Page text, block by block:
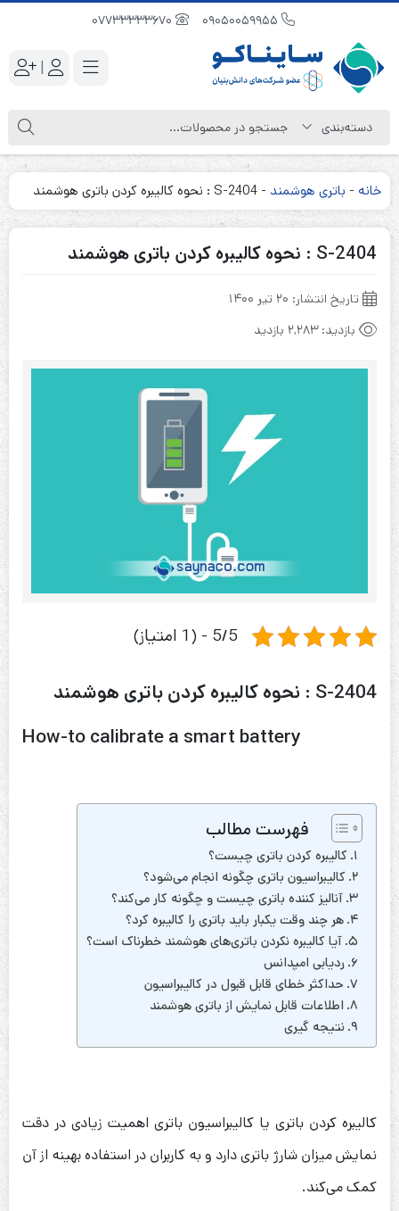
|
خانه - باتری هوشمند - S-2404 : نحوه کالیبره کردن باتری هوشمند
S-2404 : نحوه کالیبره کردن باتری هوشمند
تاریخ انتشار: ۲۰ تیر ۱۴۰۰
بازدید:2,283 بازدید
5/5 - (1 امتیاز)
S-2404 : نحوه کالیبره کردن باتری هوشمند
How-to calibrate a smart battery
فهرست مطالب
کالیبره کردن باتری چیست؟
کالیبراسیون باتری چگونه انجام می‌شود؟
آنالیز کننده باتری چیست و چگونه کار می‌کند؟
هر چند وقت یکبار باید باتری را کالیبره کرد؟
آیا کالیبره نکردن باتری‌های هوشمند خطرناک است؟
ردیابی امپدانس
حداکثر خطای قابل قبول در کالیبراسیون
اطلاعات قابل نمایش از باتری هوشمند
نتیجه گیری
کالیبره کردن باتری یا کالیبراسیون باتری اهمیت زیادی در دقت
نمایش میزان شارژ باتری دارد و به کاربران در استفاده بهینه از آن
کمک می‌کند.